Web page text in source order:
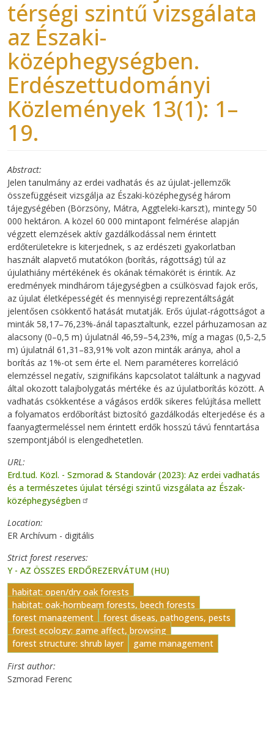
térségi szintű vizsgálata
az Északi-
középhegységben.
Erdészettudományi
Közlemények 13(1): 1–
19.
Abstract
Jelen tanulmány az erdei vadhatás és az újulat-jellemzők
összefüggéseit vizsgálja az Északi-középhegység három
tájegységében (Börzsöny, Mátra, Aggteleki-karszt), mintegy 50
000 hektáron. A közel 60 000 mintapont felmérése alapján
végzett elemzések aktív gazdálkodással nem érintett
erdőterületekre is kiterjednek, s az erdészeti gyakorlatban
használt alapvető mutatókon (borítás, rágottság) túl az
újulathiány mértékének és okának témakörét is érintik. Az
eredmények mindhárom tájegységben a csülkösvad fajok erős,
az újulat életképességét és mennyiségi reprezentáltságát
jelentősen csökkentő hatását mutatják. Erős újulat-rágottságot a
minták 58,17–76,23%-ánál tapasztaltunk, ezzel párhuzamosan az
alacsony (0–0,5 m) újulatnál 46,59–54,23%, míg a magas (0,5-2,5
m) újulatnál 61,31–83,91% volt azon minták aránya, ahol a
borítás az 1%-ot sem érte el. Nem paraméteres korreláció
elemzéssel negatív, szignifikáns kapcsolatot találtunk a nagyvad
által okozott talajbolygatás mértéke és az újulatborítás között. A
vadhatás csökkentése a vágásos erdők sikeres felújítása mellett
a folyamatos erdőborítást biztosító gazdálkodás elterjedése és a
faanyagtermeléssel nem érintett erdők hosszú távú fenntartása
szempontjából is elengedhetetlen.
URL
Erd.tud. Közl. - Szmorad & Standovár (2023): Az erdei vadhatás
és a természetes újulat térségi szintű vizsgálata az Észak-
középhegységben
Location
ER Archívum - digitális
Strict forest reserves
Y - AZ ÖSSZES ERDŐREZERVÁTUM (HU)
habitat: open/dry oak forests
habitat: oak-hornbeam forests, beech forests
forest management
forest diseas, pathogens, pests
forest ecology: game affect, browsing
forest structure: shrub layer
game management
First author
Szmorad Ferenc